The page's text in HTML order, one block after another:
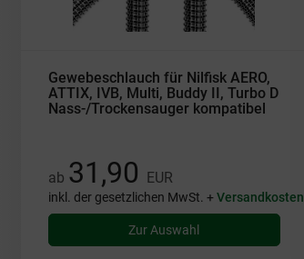
Gewebeschlauch für Nilfisk AERO,
ATTIX, IVB, Multi, Buddy II, Turbo D
Nass-/Trockensauger kompatibel
ab 31,90 EUR
inkl. der gesetzlichen MwSt. +Versandkosten
Zur Auswahl